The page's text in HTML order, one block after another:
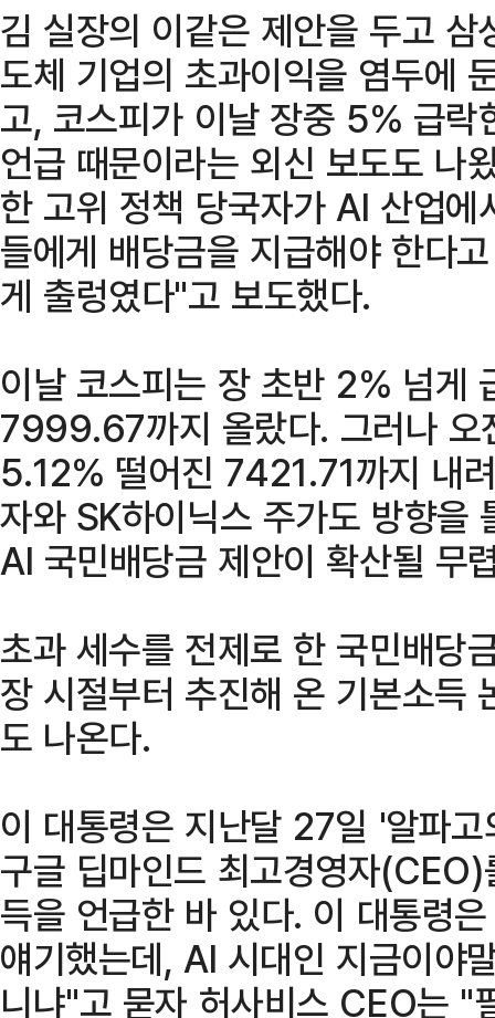
김 실장의 이같은 제안을 두고
도체 기업의 초과이익을 염두에
고, 코스피가 이날 장중 5% 급락
언급 때문이라는 외신 보도도 나
한 고위 정책 당국자가 AI 산업
들에게 배당금을 지급해야 한다
게 출렁였다"고 보도했다.
이날 코스피는 장 초반 2% 넘
7999.67까지 올랐다. 그러나 오
5.12% 떨어진 7421.71까지 내
자와 SK하이닉스 주가도 방향을
AI 국민배당금 제안이 확산될 무
초과 세수를 전제로 한 국민배당
장 시절부터 추진해 온 기본소득
도 나온다.
이 대통령은 지난달 27일 '알파
구글 딥마인드 최고경영자
득을 언급한 바 있다. 이 대통령
얘기했는데, AI 시대인 지금이야
니냐"고 묻자 허사비스 CEO는 "